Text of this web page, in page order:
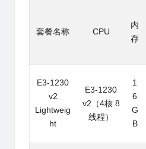
套餐名称 CPU
内
存
E3-1230
v2
Lightweig
ht
E3-1230
v2（4核 8
线程）
1
6
G
B